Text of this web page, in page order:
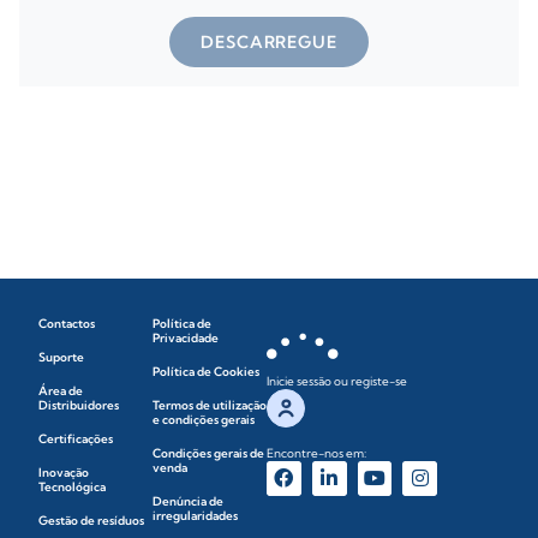
DESCARREGUE
Contactos
Suporte
Área de
Distribuidores
Certificações
Inovação
Tecnológica
Gestão de resíduos
Política de
Privacidade
Política de Cookies
Termos de utilização
e condições gerais
Condições gerais de
venda
Denúncia de
irregularidades
Inicie sessão ou registe-se
Encontre-nos em: